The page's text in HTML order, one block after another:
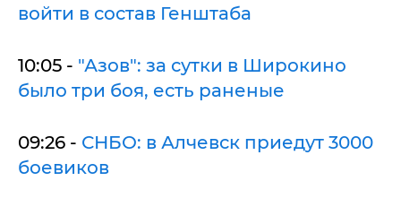
войти в состав Генштаба
10:05 - "Азов": за сутки в Широкино
было три боя, есть раненые
09:26 - СНБО: в Алчевск приедут 3000
боевиков